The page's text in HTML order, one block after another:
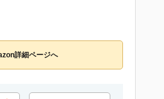
詳細ページへ